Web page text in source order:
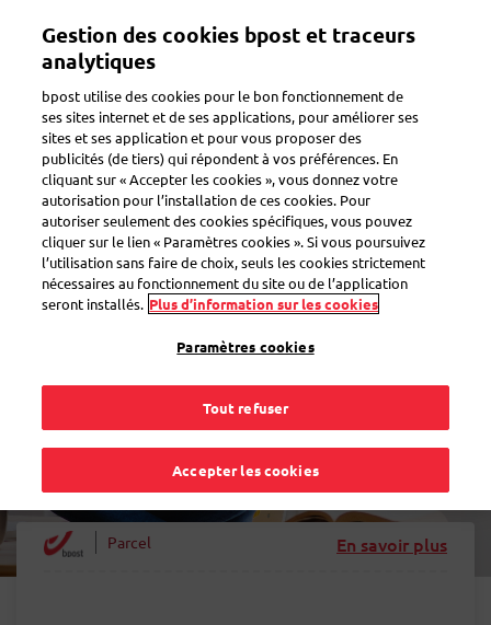
contenu
Toggle navigation
Retour
Parcel En savoir plus
Gestion des cookies bpost et traceurs
analytiques
bpost utilise des cookies pour le bon fonctionnement de
ses sites internet et de ses applications, pour améliorer ses
sites et ses application et pour vous proposer des
publicités (de tiers) qui répondent à vos préférences. En
cliquant sur « Accepter les cookies », vous donnez votre
autorisation pour l’installation de ces cookies. Pour
autoriser seulement des cookies spécifiques, vous pouvez
cliquer sur le lien « Paramètres cookies ». Si vous poursuivez
l’utilisation sans faire de choix, seuls les cookies strictement
nécessaires au fonctionnement du site ou de l’application
seront installés. Plus d’information sur les cookies
Paramètres cookies
Tout refuser
Accepter les cookies